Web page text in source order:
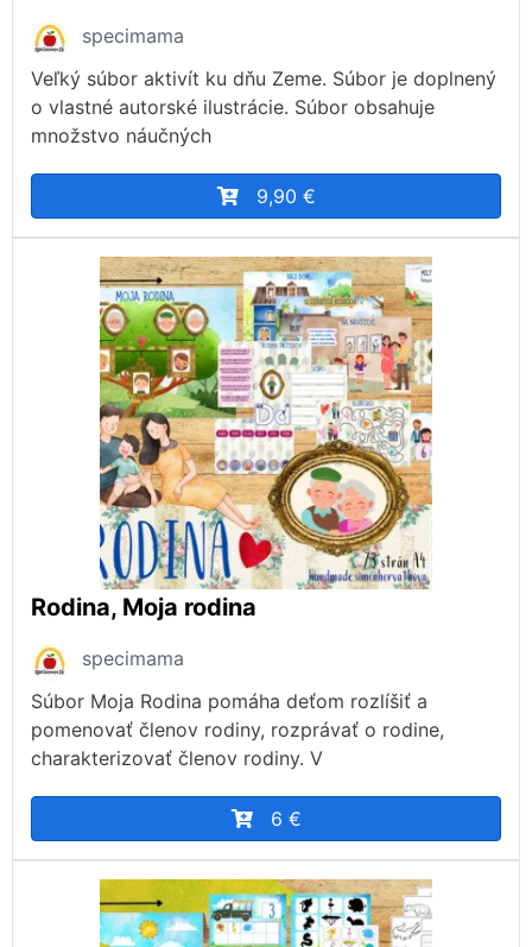
specimama
Veľký súbor aktivít ku dňu Zeme. Súbor je doplnený
o vlastné autorské ilustrácie. Súbor obsahuje
množstvo náučných
9,90 €
Rodina, Moja rodina
specimama
Súbor Moja Rodina pomáha deťom rozlíšiť a
pomenovať členov rodiny, rozprávať o rodine,
charakterizovať členov rodiny. V
6 €